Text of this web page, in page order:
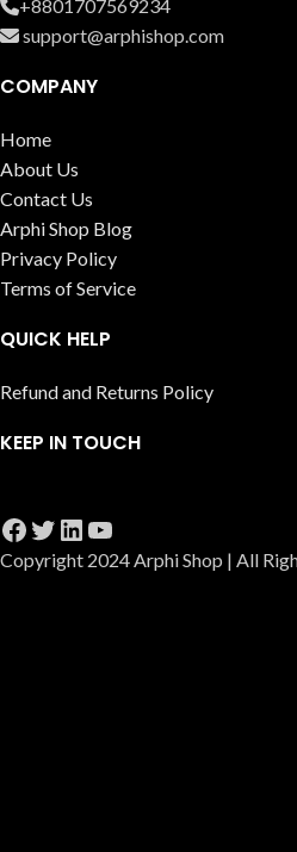
+8801707569234
support@arphishop.com
COMPANY
Home
About Us
Contact Us
Arphi Shop Blog
Privacy Policy
Terms of Service
QUICK HELP
Refund and Returns Policy
KEEP IN TOUCH
Copyright 2024 Arphi Shop | All